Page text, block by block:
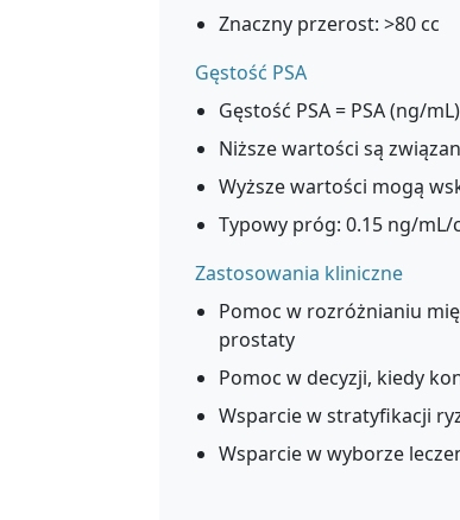
Znaczny przerost: >80 cc
Gęstość PSA
Gęstość PSA = PSA (ng/
Niższe wartości są
Wyższe wartości mogą
Typowy próg: 0.15 ng/mL/
Zastosowania kliniczne
Pomoc w rozróżnianiu
prostaty
Pomoc w decyzji, kiedy
Wsparcie w stratyfikacji
Wsparcie w wyborze